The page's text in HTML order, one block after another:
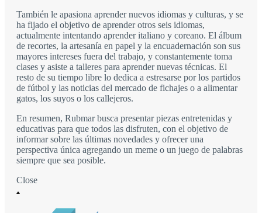
También le apasiona aprender nuevos idiomas y culturas, y se
ha fijado el objetivo de aprender otros seis idiomas,
actualmente intentando aprender italiano y coreano. El álbum
de recortes, la artesanía en papel y la encuadernación son sus
mayores intereses fuera del trabajo, y constantemente toma
clases y asiste a talleres para aprender nuevas técnicas. El
resto de su tiempo libre lo dedica a estresarse por los partidos
de fútbol y las noticias del mercado de fichajes o a alimentar
gatos, los suyos o los callejeros.
En resumen, Rubmar busca presentar piezas entretenidas y
educativas para que todos las disfruten, con el objetivo de
informar sobre las últimas novedades y ofrecer una
perspectiva única agregando un meme o un juego de palabras
siempre que sea posible.
Close